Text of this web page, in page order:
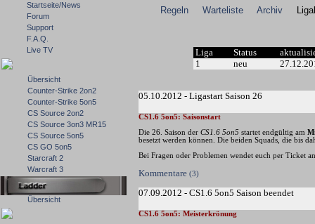
Startseite/News
Forum
Support
F.A.Q.
Live TV
Übersicht
Counter-Strike 2on2
Counter-Strike 5on5
CS Source 2on2
CS Source 3on3 MR15
CS Source 5on5
CS GO 5on5
Starcraft 2
Warcraft 3
Übersicht
Regeln Warteliste Archiv
Liga Status
1
neu
05.10.2012 - Ligastart Saison 26
CS1.6 5on5: Saisonstart
Die 26. Saison der CS1.6 5on5 startet endgültig am
besetzt werden können. Die beiden Squads, die bis
Bei Fragen oder Problemen wendet euch per Ticket
Kommentare (3)
07.09.2012 - CS1.6 5on5 Saison beendet
CS1.6 5on5: Meisterkrönung